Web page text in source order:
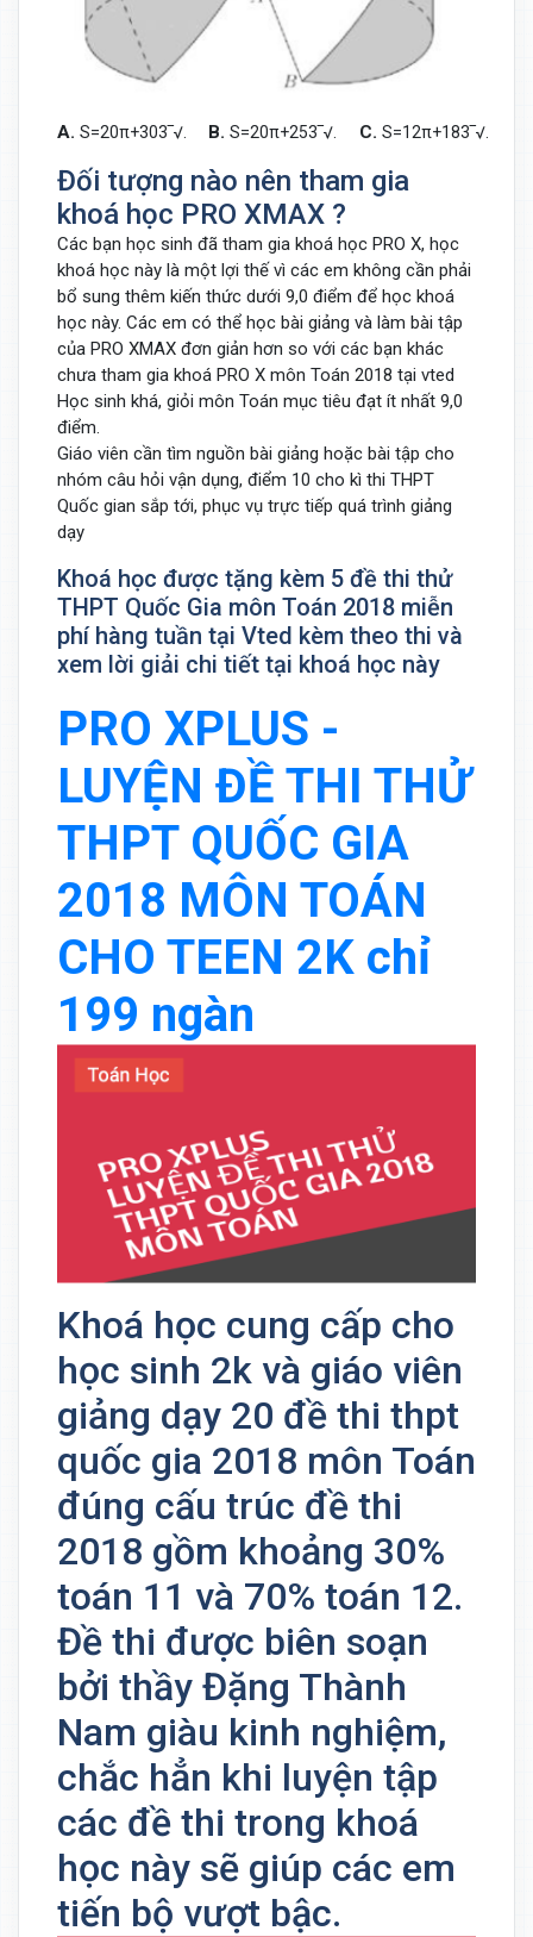
A. S=20π+303‾√. B. S=20π+253‾√. C. S=12π+183‾√.
Đối tượng nào nên tham gia
khoá học PRO XMAX ?
Các bạn học sinh đã tham gia khoá học PRO X, học
khoá học này là một lợi thế vì các em không cần phải
bổ sung thêm kiến thức dưới 9,0 điểm để học khoá
học này. Các em có thể học bài giảng và làm bài tập
của PRO XMAX đơn giản hơn so với các bạn khác
chưa tham gia khoá PRO X môn Toán 2018 tại vted
Học sinh khá, giỏi môn Toán mục tiêu đạt ít nhất 9,0
điểm.
Giáo viên cần tìm nguồn bài giảng hoặc bài tập cho
nhóm câu hỏi vận dụng, điểm 10 cho kì thi THPT
Quốc gian sắp tới, phục vụ trực tiếp quá trình giảng
dạy
Khoá học được tặng kèm 5 đề thi thử
THPT Quốc Gia môn Toán 2018 miễn
phí hàng tuần tại Vted kèm theo thi và
xem lời giải chi tiết tại khoá học này
PRO XPLUS -
LUYỆN ĐỀ THI THỬ
THPT QUỐC GIA
2018 MÔN TOÁN
CHO TEEN 2K chỉ
199 ngàn
Khoá học cung cấp cho
học sinh 2k và giáo viên
giảng dạy 20 đề thi thpt
quốc gia 2018 môn Toán
đúng cấu trúc đề thi
2018 gồm khoảng 30%
toán 11 và 70% toán 12.
Đề thi được biên soạn
bởi thầy Đặng Thành
Nam giàu kinh nghiệm,
chắc hẳn khi luyện tập
các đề thi trong khoá
học này sẽ giúp các em
tiến bộ vượt bậc.